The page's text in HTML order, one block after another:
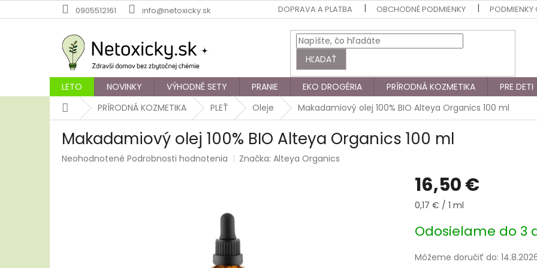
na
0905512161 info@netoxicky.sk DOPRAVA A PLATBA OBCHODNÉ PODMIENKY PODMIENKY
HĽADAŤ
LETO NOVINKY VÝHODNÉ SETY PRANIE EKO DROGÉRIA PRÍRODNÁ KOZMETIKA PRE DETI
DomovPRÍRODNÁ KOZMETIKA PLEŤ Oleje Makadamiový olej 100% BIO Alteya Organics 100 ml
Makadamiový olej 100% BIO Alteya Organics 100 ml
Priemerné
Neohodnotené Podrobnosti hodnotenia Značka:Alteya Organics
16,50 €
Jednotková
0,17 € / 1 ml
Odosielame do 3
Môžeme doručiť do: